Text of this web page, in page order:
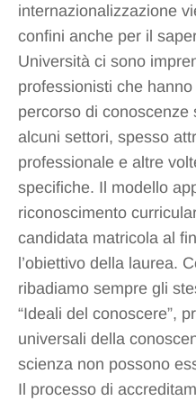
internazionalizzazione
confini anche per il
Università ci sono
professionisti che
percorso di conoscenze
alcuni settori, spesso
professionale e altre
specifiche. Il modello
riconoscimento
candidata matricola al
l’obiettivo della laurea.
ribadiamo sempre gli
“Ideali del conoscere”,
universali della
scienza non possono
Il processo di